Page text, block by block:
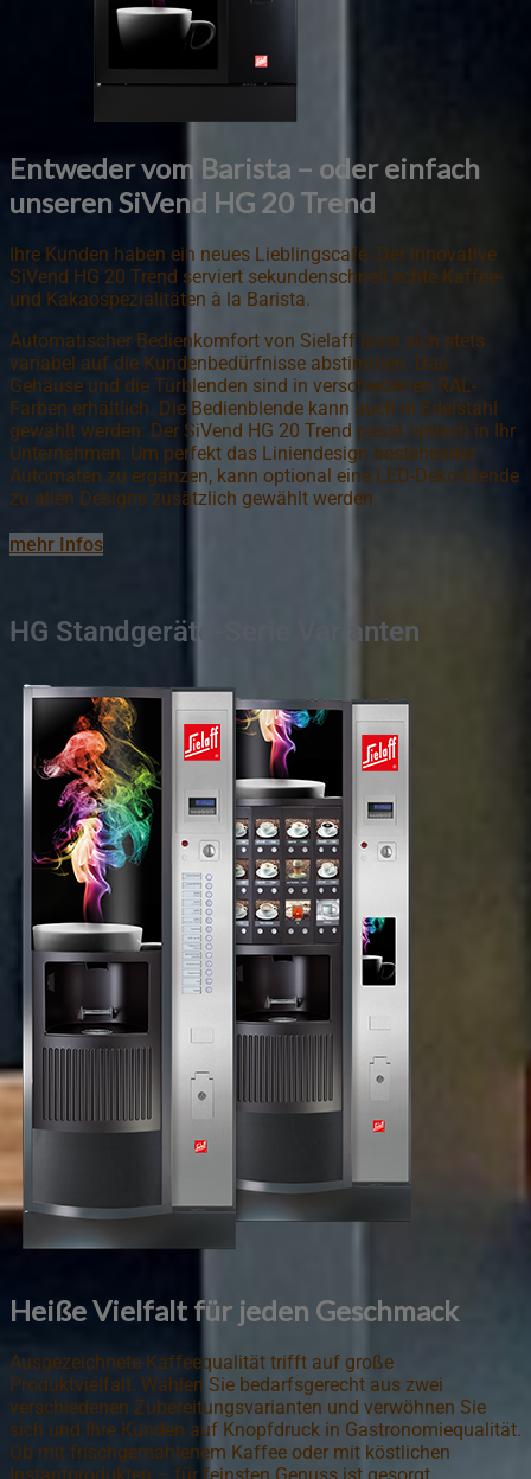
Entweder vom Barista – oder einfach
unseren SiVend HG 20 Trend
Ihre Kunden haben ein neues Lieblingscafé. Der innovative
SiVend HG 20 Trend serviert sekundenschnell echte Kaffee-
und Kakaospezialitäten à la Barista.
Automatischer Bedienkomfort von Sielaff lässt sich stets
variabel auf die Kundenbedürfnisse abstimmen. Das
Gehäuse und die Türblenden sind in verschiedenen RAL-
Farben erhältlich. Die Bedienblende kann auch in Edelstahl
gewählt werden: Der SiVend HG 20 Trend passt optisch in Ihr
Unternehmen. Um perfekt das Liniendesign bestehender
Automaten zu ergänzen, kann optional eine LED-Dekorblende
zu allen Designs zusätzlich gewählt werden.
mehr Infos
HG Standgeräte-Serie Varianten
Heiße Vielfalt für jeden Geschmack
Ausgezeichnete Kaffeequalität trifft auf große
Produktvielfalt. Wählen Sie bedarfsgerecht aus zwei
verschiedenen Zubereitungsvarianten und verwöhnen Sie
sich und Ihre Kunden auf Knopfdruck in Gastronomiequalität.
Ob mit frischgemahlenem Kaffee oder mit köstlichen